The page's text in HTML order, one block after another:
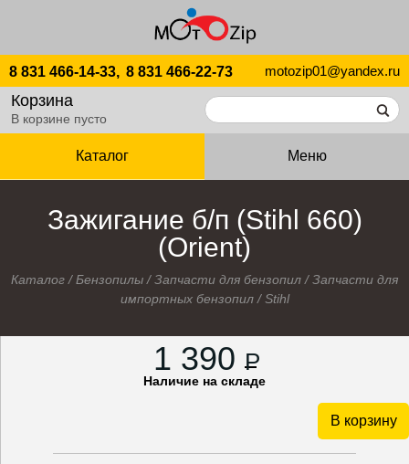
8 831 466-14-33, 8 831 466-22-73 motozip01@yandex.ru
Корзина
В корзине пусто
Каталог Меню
Зажигание б/п (Stihl 660)
(Orient)
Каталог /Бензопилы /Запчасти для бензопил /Запчасти для
импортных бензопил/Stihl
1 390 P
Наличие на складе
В корзину